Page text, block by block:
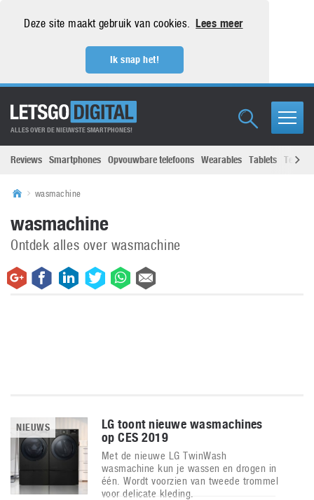
Deze site maakt gebruik van cookies. Lees meer
Ik snap het!
ALLES OVER DE NIEUWSTE SMARTPHONES!
Reviews Smartphones Opvouwbare telefoons Wearables Tablets
wasmachine
wasmachine
Ontdek alles over wasmachine
NIEUWS
LG toont nieuwe wasmachines
op CES 2019
Met de nieuwe LG TwinWash
wasmachine kun je wassen en drogen in
één. Wordt voorzien van tweede trommel
voor delicate kleding.